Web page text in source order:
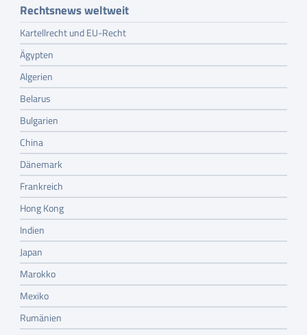
Rechtsnews weltweit
Kartellrecht und EU-Recht
Ägypten
Algerien
Belarus
Bulgarien
China
Dänemark
Frankreich
Hong Kong
Indien
Japan
Marokko
Mexiko
Rumänien